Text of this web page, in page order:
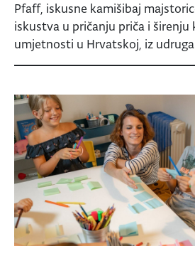
Pfaff, iskusne kamišibaj
iskustva u pričanju priča i širenju
umjetnosti u Hrvatskoj, iz udruga